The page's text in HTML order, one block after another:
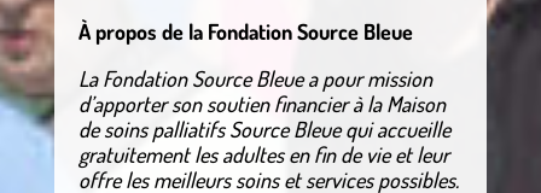
À propos de la Fondation Source Bleue
La Fondation Source Bleue a pour mission
d’apporter son soutien financier à la Maison
de soins palliatifs Source Bleue qui accueille
gratuitement les adultes en fin de vie et leur
offre les meilleurs soins et services possibles.